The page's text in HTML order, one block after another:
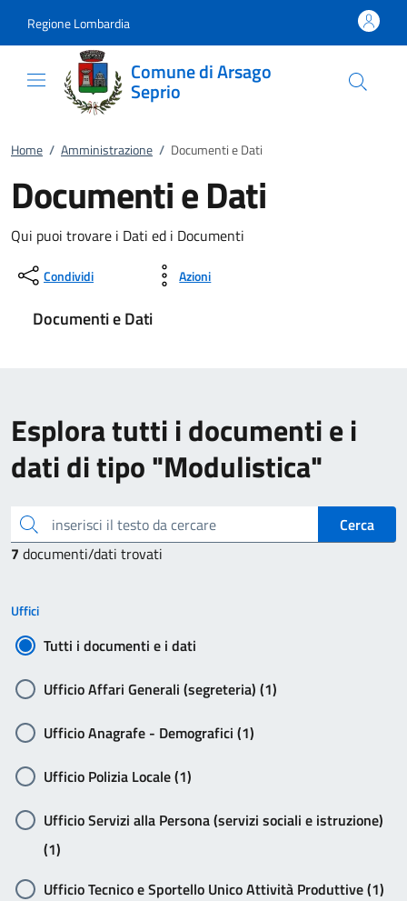
Regione Lombardia
Comune di Arsago
Seprio
Home / Amministrazione / Documenti e Dati
Documenti e Dati
Qui puoi trovare i Dati ed i Documenti
Condividi Azioni
Documenti e Dati
Esplora tutti i documenti e i
dati di tipo "Modulistica"
inserisci il testo da cercare
Cerca
7 documenti/dati trovati
Uffici
Tutti i documenti e i dati
Ufficio Affari Generali (segreteria) (1)
Ufficio Anagrafe - Demografici (1)
Ufficio Polizia Locale (1)
Ufficio Servizi alla Persona (servizi sociali e istruzione)
(1)
Ufficio Tecnico e Sportello Unico Attività Produttive (1)